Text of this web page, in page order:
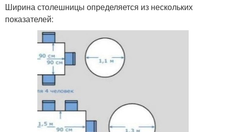
Ширина столешницы определяется из нескольких
показателей: